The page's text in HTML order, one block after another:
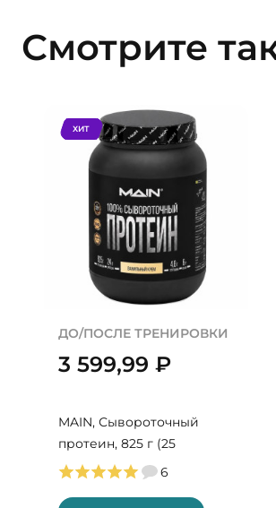
Смотрите
ХИТ
ДО/ПОСЛЕ ТРЕНИРОВКИ
3 599,99 ₽
MAIN, Сывороточный
протеин, 825 г (25
порций)
6